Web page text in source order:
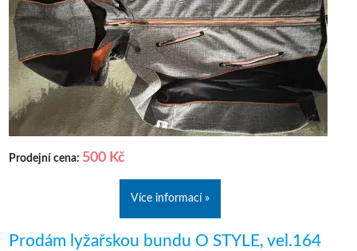
Prodejní cena: 500 Kč
Více informací »
Prodám lyžařskou bundu O STYLE, vel.164